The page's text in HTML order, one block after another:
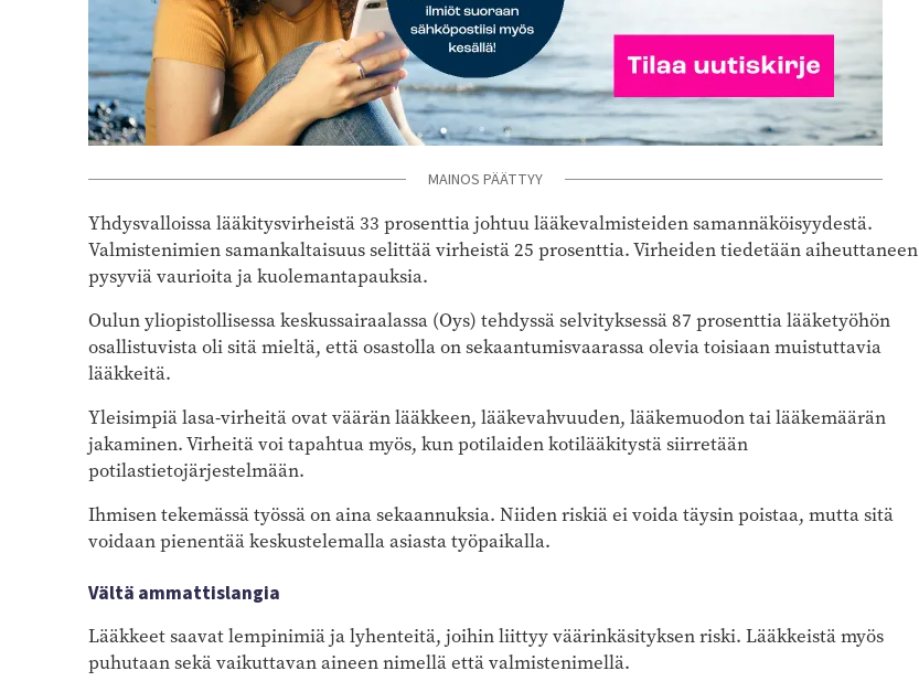
MAINOS PÄÄTTYY
Yhdysvalloissa lääkitysvirheistä 33 prosenttia johtuu lääkevalmisteiden samannäköisyydestä.
Valmistenimien samankaltaisuus selittää virheistä 25 prosenttia. Virheiden tiedetään aiheuttaneen
pysyviä vaurioita ja kuolemantapauksia.
Oulun yliopistollisessa keskussairaalassa (Oys) tehdyssä selvityksessä 87 prosenttia lääketyöhön
osallistuvista oli sitä mieltä, että osastolla on sekaantumisvaarassa olevia toisiaan muistuttavia
lääkkeitä.
Yleisimpiä lasa-virheitä ovat väärän lääkkeen, lääkevahvuuden, lääkemuodon tai lääkemäärän
jakaminen. Virheitä voi tapahtua myös, kun potilaiden kotilääkitystä siirretään
potilastietojärjestelmään.
Ihmisen tekemässä työssä on aina sekaannuksia. Niiden riskiä ei voida täysin poistaa, mutta sitä
voidaan pienentää keskustelemalla asiasta työpaikalla.
Vältä ammattislangia
Lääkkeet saavat lempinimiä ja lyhenteitä, joihin liittyy väärinkäsityksen riski. Lääkkeistä myös
puhutaan sekä vaikuttavan aineen nimellä että valmistenimellä.